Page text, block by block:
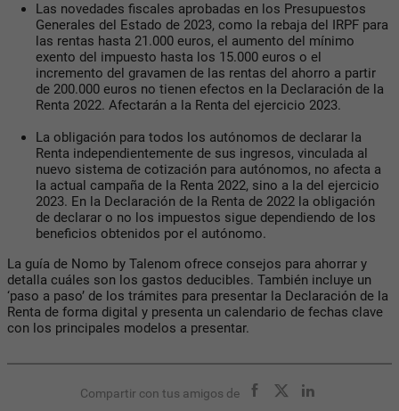
Las novedades fiscales aprobadas en los Presupuestos
Generales del Estado de 2023, como la rebaja del IRPF para
las rentas hasta 21.000 euros, el aumento del mínimo
exento del impuesto hasta los 15.000 euros o el
incremento del gravamen de las rentas del ahorro a partir
de 200.000 euros no tienen efectos en la Declaración de la
Renta 2022. Afectarán a la Renta del ejercicio 2023.
La obligación para todos los autónomos de declarar la
Renta independientemente de sus ingresos, vinculada al
nuevo sistema de cotización para autónomos, no afecta a
la actual campaña de la Renta 2022, sino a la del ejercicio
2023. En la Declaración de la Renta de 2022 la obligación
de declarar o no los impuestos sigue dependiendo de los
beneficios obtenidos por el autónomo.
La guía de Nomo by Talenom ofrece consejos para ahorrar y
detalla cuáles son los gastos deducibles. También incluye un
‘paso a paso’ de los trámites para presentar la Declaración de la
Renta de forma digital y presenta un calendario de fechas clave
con los principales modelos a presentar.
Compartir con tus amigos de